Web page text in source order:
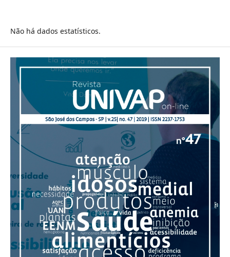
Não há dados estatísticos.